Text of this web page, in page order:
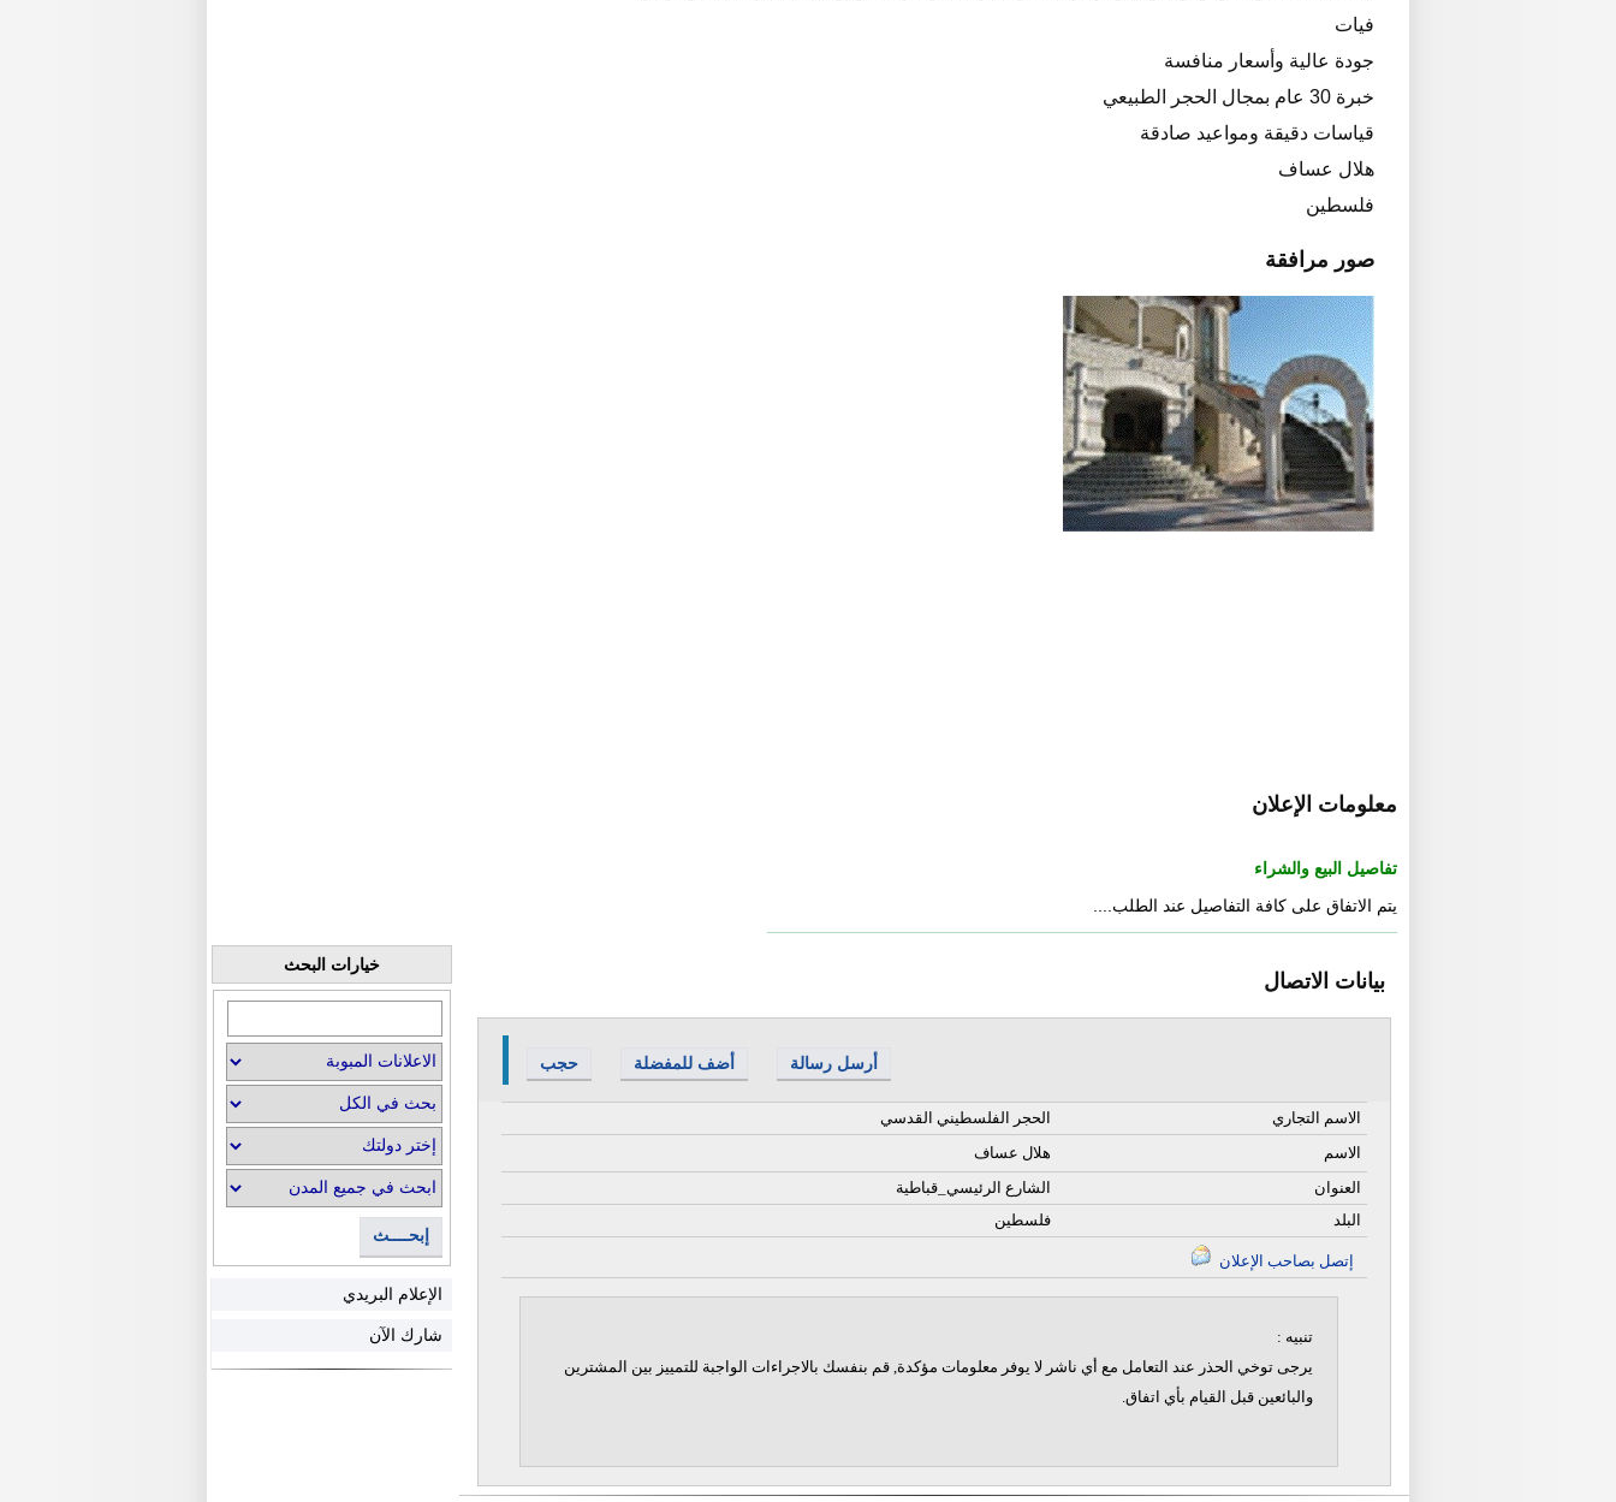
فيات
جودة عالية وأسعار منافسة
خبرة 30 عام بمجال الحجر الطبيعي
قياسات دقيقة ومواعيد صادقة
هلال عساف
فلسطين
صور مرافقة
معلومات الإعلان
تفاصيل البيع والشراء
يتم الاتفاق على كافة التفاصيل عند الطلب....
بيانات الاتصال
حجب أضف للمفضلة أرسل رسالة
الحجر الفلسطيني القدسي
الاسم التجاري
هلال عساف
الاسم
الشارع الرئيسي_قباطية
العنوان
فلسطين
البلد
تنبيه :
يرجى توخي الحذر عند التعامل مع أي ناشر لا يوفر معلومات مؤكدة, قم بنفسك بالاجراءات الواجبة للتمييز بين المشترين
والبائعين قبل القيام بأي اتفاق.
خيارات البحث
إبحــــث
الإعلام البريدي
شارك الآن